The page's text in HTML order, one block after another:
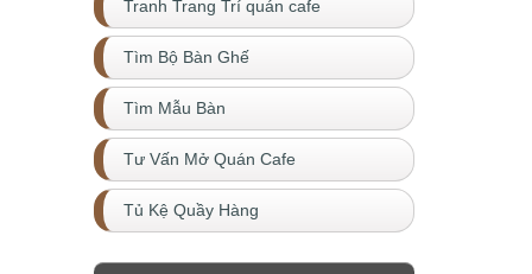
Tranh Trang Trí quán cafe
Tìm Bộ Bàn Ghế
Tìm Mẫu Bàn
Tư Vấn Mở Quán Cafe
Tủ Kệ Quầy Hàng